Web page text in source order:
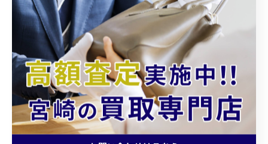
全てのカテゴリー
持ち込み
査定
引越し
片付け
高額